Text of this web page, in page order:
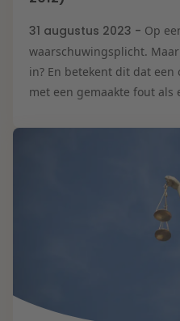
31 augustus 2023 - Op
waarschuwingsplicht.
in? En betekent dit dat
met een gemaakte fout als